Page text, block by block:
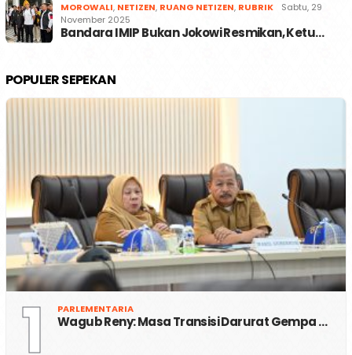
MOROWALI, NETIZEN, RUANG NETIZEN, RUBRIK
Sabtu, 29
November 2025
Bandara IMIP Bukan Jokowi Resmikan, Ketu…
POPULER SEPEKAN
1 PARLEMENTARIA
Wagub Reny: Masa Transisi Darurat Gempa …